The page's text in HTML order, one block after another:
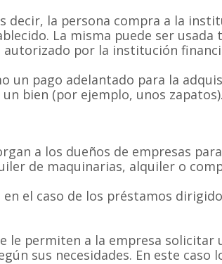
decir, la persona compra a la
La misma puede ser
por la institución
un pago adelantado para la
bien (por ejemplo, unos zapatos).
a los dueños de empresas
de maquinarias, alquiler o
el caso de los préstamos
le permiten a la empresa
sus necesidades. En este caso